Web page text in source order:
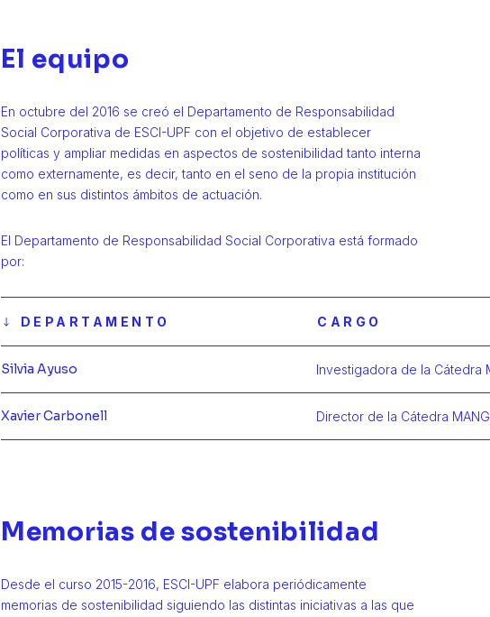
El equipo
En octubre del 2016 se creó el Departamento de Responsabilidad
Social Corporativa de ESCI-UPF con el objetivo de establecer
políticas y ampliar medidas en aspectos de sostenibilidad tanto interna
como externamente, es decir, tanto en el seno de la propia institución
como en sus distintos ámbitos de actuación.
El Departamento de Responsabilidad Social Corporativa está formado
por:
DEPARTAMENTO CARGO
Silvia Ayuso Investigadora de la Cátedra
Más
Xavier Carbonell Director de la Cátedra
Más
Memorias de sostenibilidad
Desde el curso 2015-2016, ESCI-UPF elabora periódicamente
memorias de sostenibilidad siguiendo las distintas iniciativas a las que